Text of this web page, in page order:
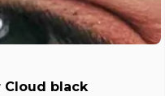
Cloud black